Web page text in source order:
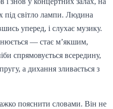
під світло лампи. Людина
уперед, і слухає музику.
— стає м’якшим,
спрямовується всередину,
а дихання зливається з
пояснити словами. Він не